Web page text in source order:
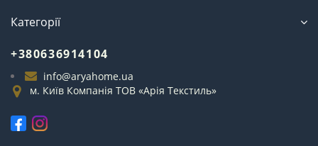
Категорії
+380636914104
info@aryahome.ua
м. Київ Компанія ТОВ «Арія Текстиль»